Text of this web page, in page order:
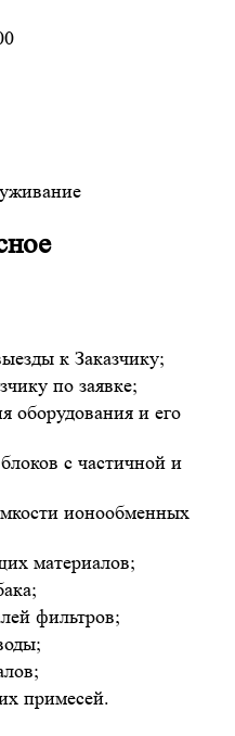
к Заказчику;
по заявке;
оборудования и его
с частичной и
ионообменных
материалов;
фильтров;
примесей.